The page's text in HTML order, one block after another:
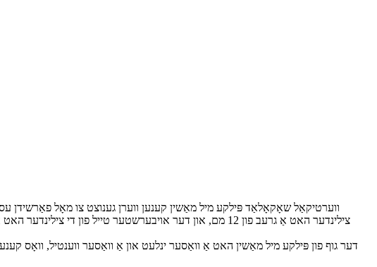
דער גוף פון פּילקע מיל מאַשין האט אַ וואַסער ינלעט און אַ וואַסער ווענטיל, וואָס